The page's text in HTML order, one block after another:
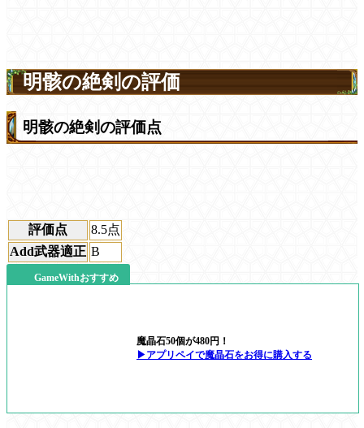
明骸の絶剣の評価
明骸の絶剣の評価点
評価点 8.5点
Add武器適正 B
GameWithおすすめ
魔晶石50個が480円！
▶アプリペイで魔晶石をお得に購入する